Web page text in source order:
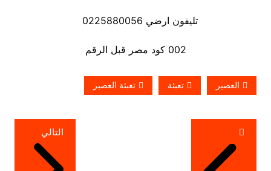
تليفون ارضي 0225880056
002 كود مصر قبل الرقم
العصير تعبئة تعبئة العصير
تصفّح
المقالات
التالي